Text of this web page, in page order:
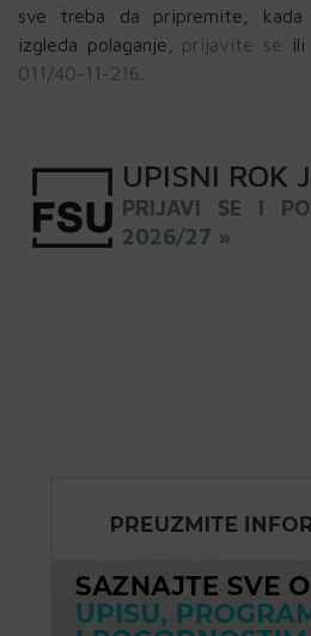
sve treba da pripremite,
izgleda polaganje, prijavite se ili
011/40-11-216
UPISNI ROK
PRIJAVI SE I
2026/27 »